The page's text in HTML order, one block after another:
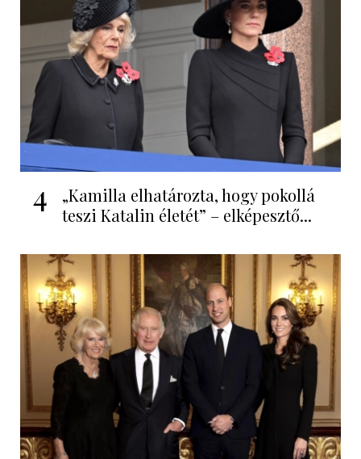
4
„Kamilla elhatározta, hogy pokollá
teszi Katalin életét” – elképesztő...